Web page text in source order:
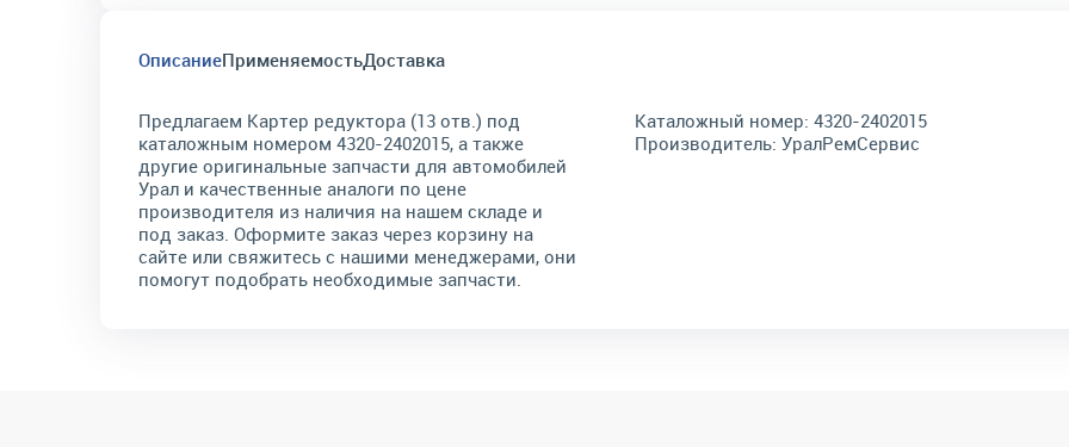
ОписаниеПрименяемостьДоставка
Предлагаем Картер редуктора (13 отв.) под
каталожным номером 4320-2402015, а также
другие оригинальные запчасти для автомобилей
Урал и качественные аналоги по цене
производителя из наличия на нашем складе и
под заказ. Оформите заказ через корзину на
сайте или свяжитесь с нашими менеджерами, они
помогут подобрать необходимые запчасти.
Каталожный номер: 4320-2402015
Производитель: УралРемСервис